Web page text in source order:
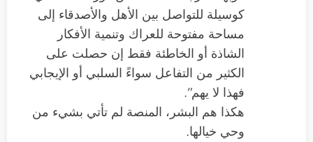
كوسيلة للتواصل بين الأهل والأصدقاء إلى
مساحة مفتوحة للعراك وتنمية الأفكار
الشاذة أو الخاطئة فقط إن حصلت على
الكثير من التفاعل سواءً السلبي أو الإيجابي
فهذا لا يهم”.
هكذا هم البشر، المنصة لم تأتي بشيء من
وحي خيالها.